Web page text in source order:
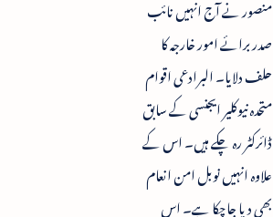
منصور نے آج انہیں نائب
صدر برائے امور خارجہ کا
حلف دلایا۔ البرادعی اقوام
متحدہ نیوکلیر ایجنسی کے سابق
ڈائرکٹر رہ چکے ہیں۔ اس کے
علاوہ انہیں نوبل امن انعام
بھی دیا جاچکا ہے۔ اس